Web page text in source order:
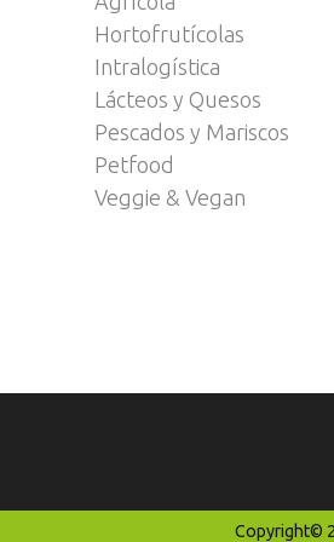
Hortofrutícolas
Intralogística
Lácteos y Quesos
Pescados y Mariscos
Petfood
Veggie & Vegan
Copyright©